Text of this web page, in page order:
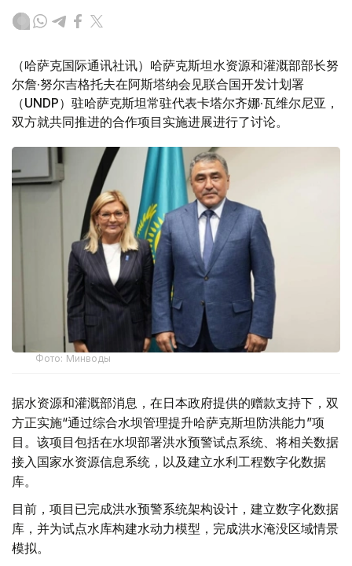
（哈萨克国际通讯社讯）哈萨克斯坦水资源和灌溉部部长努
尔詹·努尔吉格托夫在阿斯塔纳会见联合国开发计划署
（UNDP）驻哈萨克斯坦常驻代表卡塔尔齐娜·瓦维尔尼亚，
双方就共同推进的合作项目实施进展进行了讨论。
Фото: Минводы
据水资源和灌溉部消息，在日本政府提供的赠款支持下，双
方正实施“通过综合水坝管理提升哈萨克斯坦防洪能力”项
目。该项目包括在水坝部署洪水预警试点系统、将相关数据
接入国家水资源信息系统，以及建立水利工程数字化数据
库。
目前，项目已完成洪水预警系统架构设计，建立数字化数据
库，并为试点水库构建水动力模型，完成洪水淹没区域情景
模拟。